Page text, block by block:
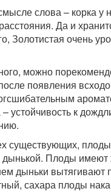
слова – корка у
Да и
Золотистая очень
можно
появления
к
существующих,
Плоды имеют
дыньки вытягивают
сахара плоды